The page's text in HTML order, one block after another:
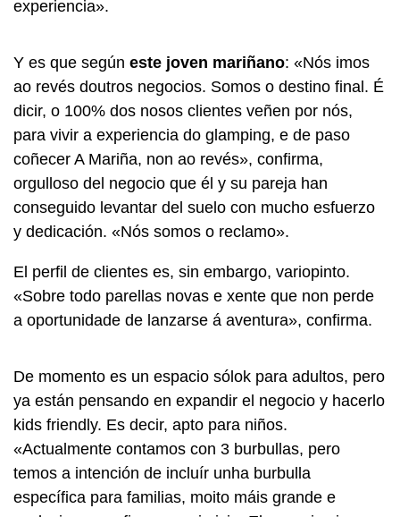
experiencia».
Y es que según este joven mariñano: «Nós imos
ao revés doutros negocios. Somos o destino final. É
dicir, o 100% dos nosos clientes veñen por nós,
para vivir a experiencia do glamping, e de paso
coñecer A Mariña, non ao revés», confirma,
orgulloso del negocio que él y su pareja han
conseguido levantar del suelo con mucho esfuerzo
y dedicación. «Nós somos o reclamo».
El perfil de clientes es, sin embargo, variopinto.
«Sobre todo parellas novas e xente que non perde
a oportunidade de lanzarse á aventura», confirma.
De momento es un espacio sólok para adultos, pero
ya están pensando en expandir el negocio y hacerlo
kids friendly. Es decir, apto para niños.
«Actualmente contamos con 3 burbullas, pero
temos a intención de incluír unha burbulla
específica para familias, moito máis grande e